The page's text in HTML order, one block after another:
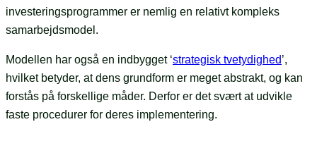
investeringsprogrammer er nemlig en relativt kompleks
samarbejdsmodel.
Modellen har også en indbygget ‘strategisk tvetydighed’,
hvilket betyder, at dens grundform er meget abstrakt, og kan
forstås på forskellige måder. Derfor er det svært at udvikle
faste procedurer for deres implementering.